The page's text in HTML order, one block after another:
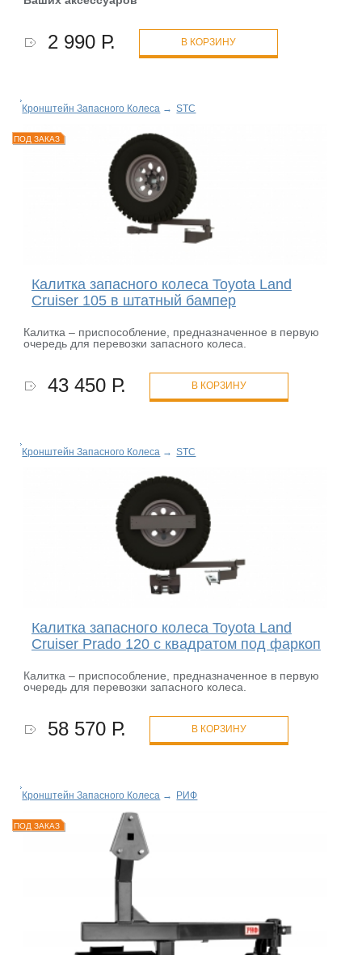
2 990 Р. В КОРЗИНУ
Кронштейн Запасного Колеса → STC
ПОД ЗАКАЗ
Калитка запасного колеса Toyota Land
Cruiser 105 в штатный бампер
Калитка – приспособление, предназначенное в первую
очередь для перевозки запасного колеса.
43 450 Р. В КОРЗИНУ
Кронштейн Запасного Колеса → STC
Калитка запасного колеса Toyota Land
Cruiser Prado 120 с квадратом под фаркоп
Калитка – приспособление, предназначенное в первую
очередь для перевозки запасного колеса.
58 570 Р. В КОРЗИНУ
Кронштейн Запасного Колеса → РИФ
ПОД ЗАКАЗ